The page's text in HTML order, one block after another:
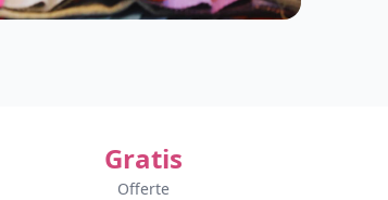
Gratis
Offerte